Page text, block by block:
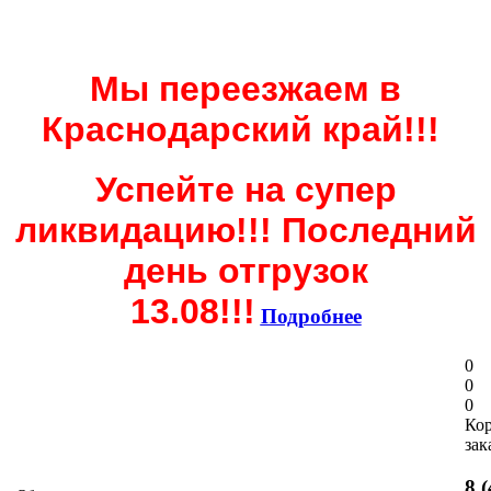
Мы переезжаем в
Краснодарский край!!!
Успейте на супер
ликвидацию!!! Последний
день отгрузок
13.08!!! Подробнее
0
0
0